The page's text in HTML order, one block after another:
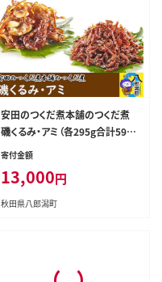
安田のつくだ煮本舗のつくだ煮
磯くるみ・アミ（各295g合計590
g） [佃煮 つくだ煮 ご飯のお供 ご
寄付金額
13,000円
秋田県八郎潟町